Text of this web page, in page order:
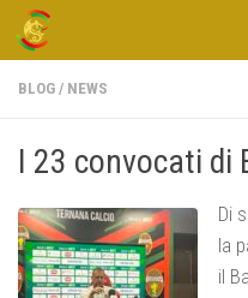
Salta al contenuto
BLOG / NEWS
I 23 convocati di
Di
la
il